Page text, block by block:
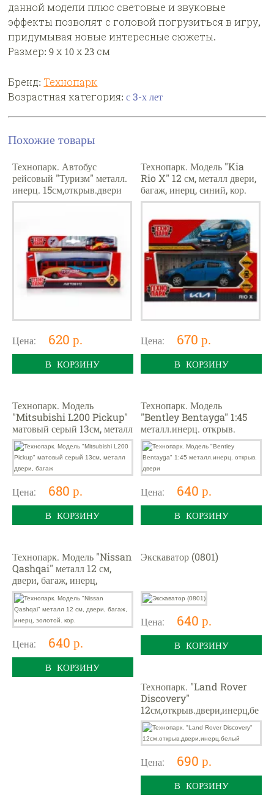
данной модели плюс световые и звуковые
эффекты позволят с головой погрузиться в игру,
придумывая новые интересные сюжеты.
Размер: 9 х 10 х 23 см
Бренд: Технопарк
Возрастная категория:с 3-х лет
Похожие товары
Технопарк. Автобус
рейсовый "Туризм" металл.
инерц. 15см,открыв.двери
Цена: 620 р.
В КОРЗИНУ
Технопарк. Модель "Kia
Rio X" 12 см, металл двери,
багаж, инерц, синий, кор.
Цена: 670 р.
В КОРЗИНУ
Технопарк. Модель
"Mitsubishi L200 Pickup"
матовый серый 13см, металл
двери, багаж
Цена: 680 р.
В КОРЗИНУ
Технопарк. Модель
"Bentley Bentayga" 1:45
металл.инерц. открыв.
двери
Цена: 640 р.
В КОРЗИНУ
Технопарк. Модель "Nissan
Qashqai" металл 12 см,
двери, багаж, инерц,
золотой. кор.
Цена: 640 р.
В КОРЗИНУ
Экскаватор (0801)
Цена: 640 р.
В КОРЗИНУ
Технопарк. "Land Rover
Discovery"
12см,открыв.двери,инерц,бе
лый
Цена: 690 р.
В КОРЗИНУ